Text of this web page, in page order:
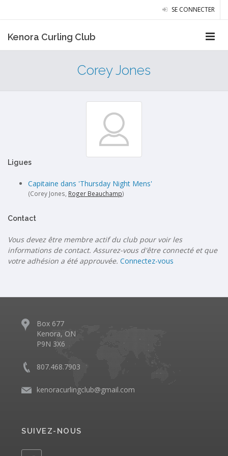
SE CONNECTER
Kenora Curling Club
Corey Jones
Ligues
Capitaine dans 'Thursday Night Mens'
(Corey Jones, Roger Beauchamp)
Contact
Vous devez être membre actif du club pour voir les
informations de contact. Assurez-vous d'être connecté et que
votre adhésion a été approuvée. Connectez-vous
Box 677
Kenora, ON
P9N 3X6
807.468.7903
kenoracurlingclub@gmail.com
SUIVEZ-NOUS